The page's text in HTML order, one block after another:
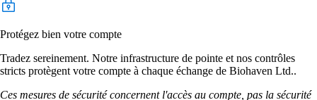
Protégez bien votre compte
Tradez sereinement. Notre infrastructure de pointe et nos contrôles
stricts protègent votre compte à chaque échange de Biohaven Ltd..
Ces mesures de sécurité concernent l'accès au compte, pas la sécurité